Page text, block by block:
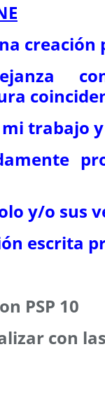
creación
mi trabajo
y/o sus
escrita
PSP 10
con